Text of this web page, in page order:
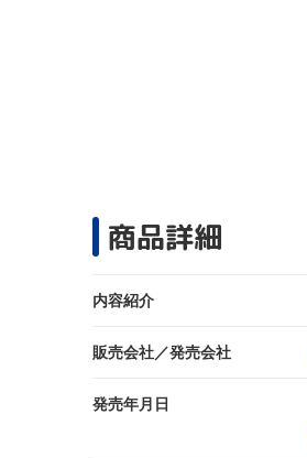
商品詳細
内容紹介
販売会社／発売会社
発売年月日